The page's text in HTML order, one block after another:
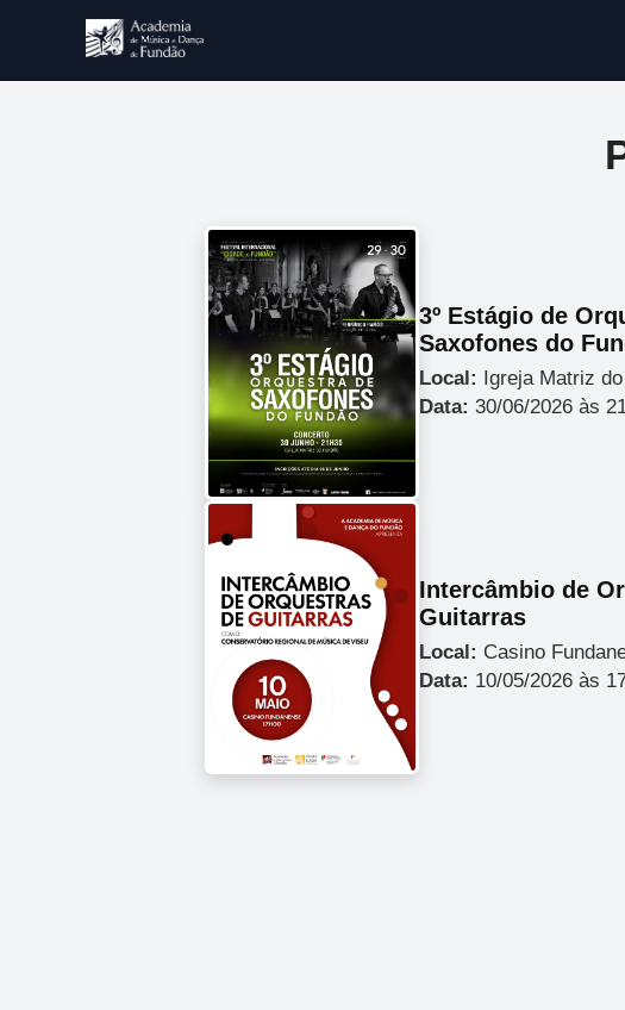
3º Estágio de
Saxofones do
Local: Igreja Matriz
Data: 30/06/2026 às
Intercâmbio de
Guitarras
Local: Casino
Data: 10/05/2026 às